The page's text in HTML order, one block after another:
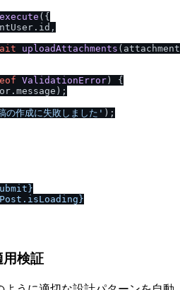
execute ({
id ,
uploadAttachments
ValidationError ) {
message );
の作成に失敗しました' );
検証